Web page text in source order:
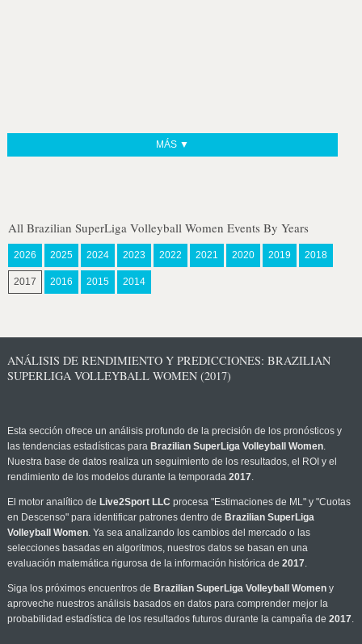
MÁS ▼
All Brazilian SuperLiga Volleyball Women Events By Years
2026 2025 2024 2023 2022 2021 2020 2019 2018
2017 2016 2015 2014
ANÁLISIS DE RENDIMIENTO Y PREDICCIONES: BRAZILIAN
SUPERLIGA VOLLEYBALL WOMEN (2017)
Esta sección ofrece un análisis profundo de la precisión de los pronósticos y
las tendencias estadísticas para Brazilian SuperLiga Volleyball Women.
Nuestra base de datos realiza un seguimiento de los resultados, el ROI y el
rendimiento de los modelos durante la temporada 2017.
El motor analítico de Live2Sport LLC procesa "Estimaciones de ML" y "Cuotas
en Descenso" para identificar patrones dentro de Brazilian SuperLiga
Volleyball Women. Ya sea analizando los cambios del mercado o las
selecciones basadas en algoritmos, nuestros datos se basan en una
evaluación matemática rigurosa de la información histórica de 2017.
Siga los próximos encuentros de Brazilian SuperLiga Volleyball Womeny
aproveche nuestros análisis basados en datos para comprender mejor la
probabilidad estadística de los resultados futuros durante la campaña de 2017.